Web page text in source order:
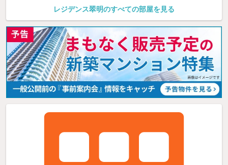
レジデンス翠明のすべての部屋を見る